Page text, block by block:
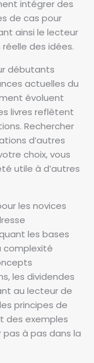
intégrer des
de cas pour
ainsi le lecteur
des idées.
débutants
actuelles du
évoluent
livres reflètent
Rechercher
d’autres
choix, vous
utile à d’autres
les novices
les bases
complexité
les dividendes
au lecteur de
principes de
des exemples
pas à pas dans la